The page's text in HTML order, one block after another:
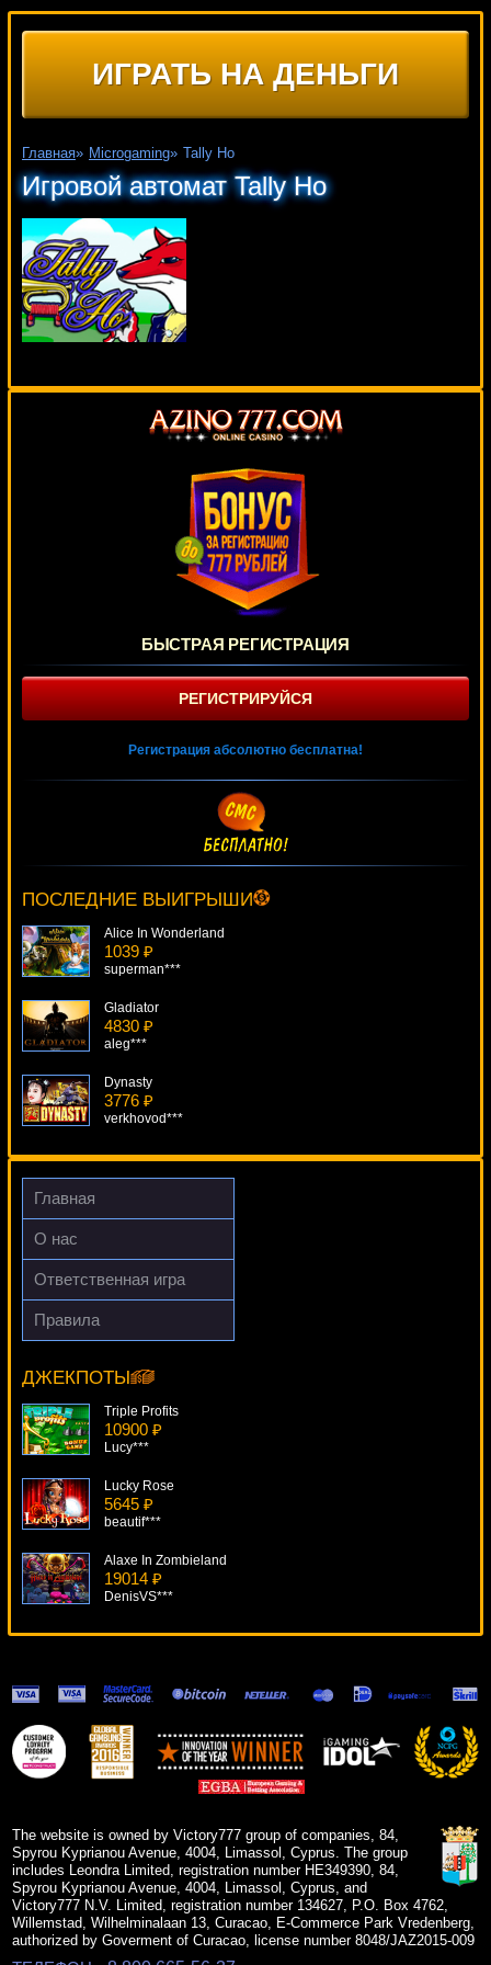
ИГРАТЬ НА ДЕНЬГИ
Главная» Microgaming» Tally Ho
Игровой автомат Tally Ho
БЫСТРАЯ РЕГИСТРАЦИЯ
РЕГИСТРИРУЙСЯ
Регистрация абсолютно бесплатна!
ПОСЛЕДНИЕ ВЫИГРЫШИ
tank***
Alice In Wonderland
1039 ₽
superman***
Gladiator
4830 ₽
aleg***
Dynasty
3776 ₽
verkhovod***
Iron Man
1991 ₽
number***
Главная
О нас
Ответственная игра
Правила
ДЖЕКПОТЫ
Mr Vegas
Cteb***
Triple Profits
10900 ₽
Lucy***
Lucky Rose
5645 ₽
beautif***
Alaxe In Zombieland
19014 ₽
DenisVS***
Agent Jane Blonde
18713 ₽
Root77***
Sparta
The website is owned by Victory777 group of companies, 84,
Spyrou Kyprianou Avenue, 4004, Limassol, Cyprus. The group
includes Leondra Limited, registration number HE349390, 84,
Spyrou Kyprianou Avenue, 4004, Limassol, Cyprus, and
Victory777 N.V. Limited, registration number 134627, P.O. Box 4762,
Willemstad, Wilhelminalaan 13, Curacao, E-Commerce Park Vredenberg,
authorized by Goverment of Curacao, license number 8048/JAZ2015-009